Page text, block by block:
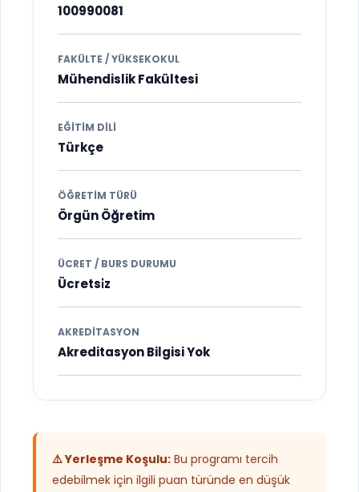
100990081
FAKÜLTE / YÜKSEKOKUL
Mühendislik Fakültesi
EĞITIM DILI
Türkçe
ÖĞRETIM TÜRÜ
Örgün Öğretim
ÜCRET / BURS DURUMU
Ücretsi̇z
AKREDITASYON
Akreditasyon Bilgisi Yok
⚠️ Yerleşme Koşulu: Bu programı tercih
edebilmek için ilgili puan türünde en düşük